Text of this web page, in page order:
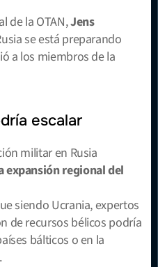
de la OTAN, Jens
se está preparando
a los miembros de la
escalar
expansión regional del
siendo Ucrania, expertos
de recursos bélicos podría
bálticos o en la